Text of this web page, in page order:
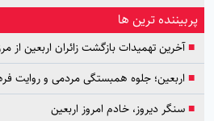
پربیننده ترین ها
■آخرین تهمیدات بازگشت زائران اربعین از
■ اربعین؛ جلوه همبستگی مردمی و روایت
■سنگر دیروز، خادم امروز اربعین